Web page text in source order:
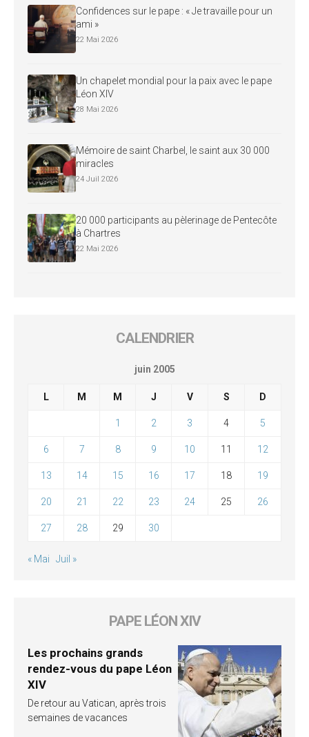
Confidences sur le pape : « Je travaille pour un
ami »
22 Mai 2026
Un chapelet mondial pour la paix avec le pape
Léon XIV
28 Mai 2026
Mémoire de saint Charbel, le saint aux 30 000
miracles
24 Juil 2026
20 000 participants au pèlerinage de Pentecôte
à Chartres
22 Mai 2026
CALENDRIER
juin 2005
L M M J V S D
1 2 3 4 5
6 7 8 9 10 11 12
13 14 15 16 17 18 19
20 21 22 23 24 25 26
27 28 29 30
« Mai Juil »
PAPE LÉON XIV
Les prochains grands
rendez-vous du pape Léon
XIV
De retour au Vatican, après trois
semaines de vacances